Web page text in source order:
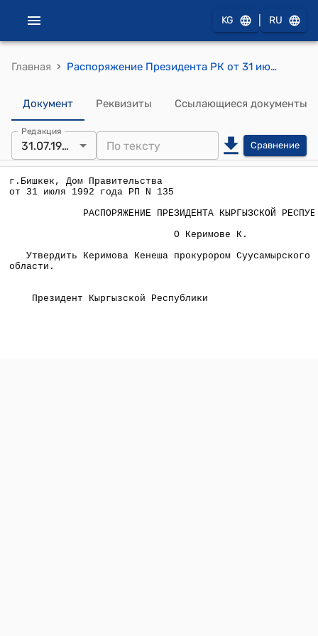
KG RU
Главная › Распоряжение Президента РК от 31 июля 1992 года N РП-135 "О Керимове К."
Документ Реквизиты Ссылающиеся документы
Редакция
31.07.1992 Сравнение